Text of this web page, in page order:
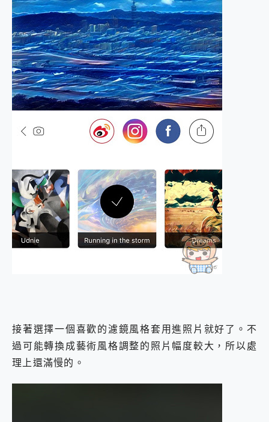
接著選擇一個喜歡的濾鏡風格套用進照片就好了。不
過可能轉換成藝術風格調整的照片幅度較大，所以處
理上還滿慢的。